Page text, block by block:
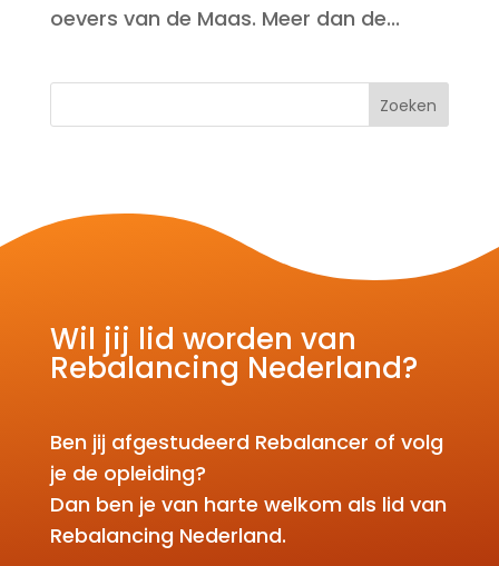
oevers van de Maas. Meer dan de...
Zoeken
Wil jij lid worden van
Rebalancing Nederland?
Ben jij afgestudeerd Rebalancer of volg
je de opleiding?
Dan ben je van harte welkom als lid van
Rebalancing Nederland.